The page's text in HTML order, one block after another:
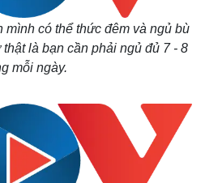
mình có thể thức đêm và ngủ bù
là bạn cần phải ngủ đủ 7 - 8
mỗi ngày.